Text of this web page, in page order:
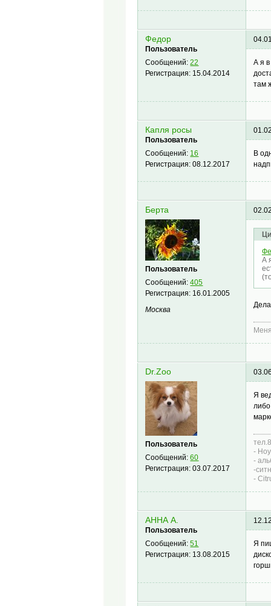
Федор
Пользователь
Сообщений:22
Регистрация: 15.04.2014
А я
там
Капля росы
Пользователь
Сообщений: 16
Регистрация:08.12.2017
В
Берта
Пользователь
Сообщений:405
Регистрация: 16.01.2005
Москва
А
Dr.Zoo
Пользователь
Сообщений:60
Регистрация:03.07.2017
Я
-
-
-
-
АННА А.
Пользователь
Сообщений:51
Регистрация: 13.08.2015
Я